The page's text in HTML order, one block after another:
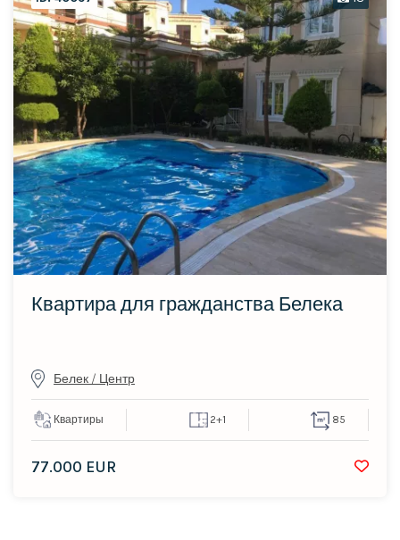
Квартира для гражданства Белека
Белек / Центр
Квартиры 2+1 85
77.000 EUR